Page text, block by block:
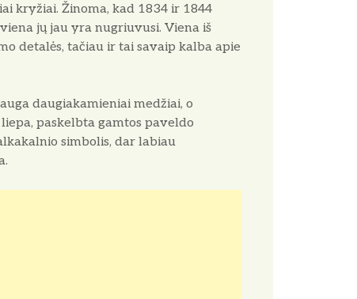
kryžiai. Žinoma, kad 1834 ir 1844
jų jau yra nugriuvusi. Viena iš
detalės, tačiau ir tai savaip kalba apie
daugiakamieniai medžiai, o
paskelbta gamtos paveldo
simbolis, dar labiau